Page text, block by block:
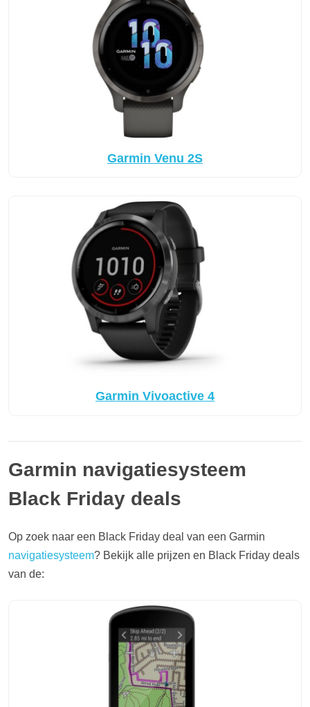
Garmin Venu 2S
Garmin Vivoactive 4
Garmin navigatiesysteem
Black Friday deals
Op zoek naar een Black Friday deal van een Garmin
navigatiesysteem? Bekijk alle prijzen en Black Friday deals
van de: